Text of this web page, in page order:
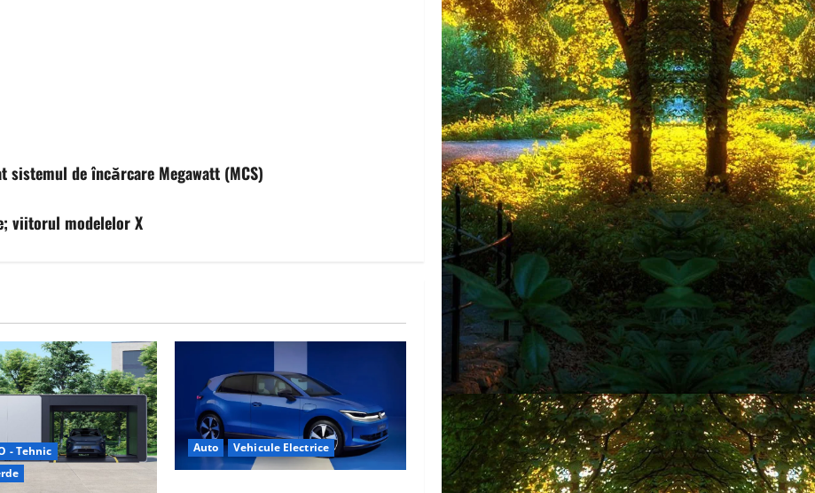
sistemul de încărcare Megawatt (MCS)
viitorul modelelor X
- Tehnic
Auto Vehicule Electrice